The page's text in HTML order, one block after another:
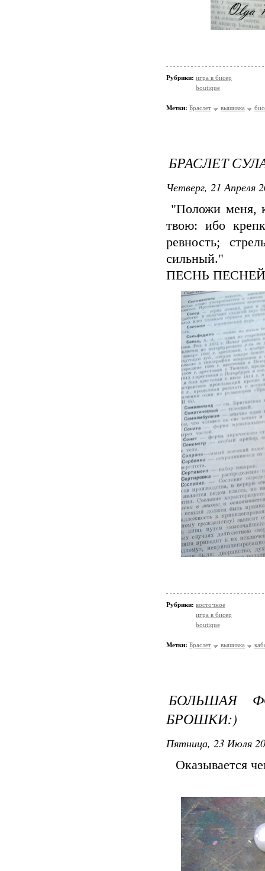
Рубрики: игра в бисер
boutique
Метки: Браслет вышивка
БРАСЛЕТ
Четверг, 21 Апреля
"Положи меня,
твою: ибо
ревность;
сильный."
ПЕСНЬ
Рубрики: восточное
игра в бисер
boutique
Метки: Браслет вышивка
БОЛЬШАЯ
БРОШКИ:)
Пятница, 23 Июля
Оказывается